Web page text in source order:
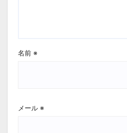
名前 ※
メール ※